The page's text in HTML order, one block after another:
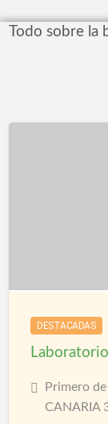
Todo sobre la
DESTACADAS
Primero
CANARIA